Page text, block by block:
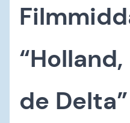
de Delta”